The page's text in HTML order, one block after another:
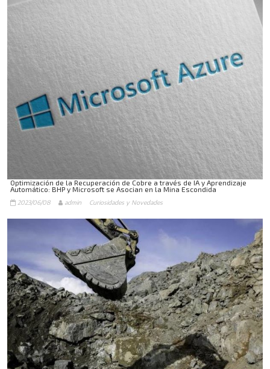
Optimización de la Recuperación de Cobre a través de IA y Aprendizaje
Automático: BHP y Microsoft se Asocian en la Mina Escondida
2023/06/08 admin Curiosidades y Novedades